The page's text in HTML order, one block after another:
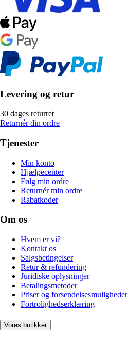
Levering og retur
30 dages returret
Returnér din ordre
Tjenester
Min konto
Hjælpecenter
Følg min ordre
Returnér min ordre
Rabatkoder
Om os
Hvem er vi?
Kontakt os
Salgsbetingelser
Retur & refundering
Juridiske oplysninger
Betalingsmetoder
Priser og forsendelsesmuligheder
Fortrolighedserklæring
Vores butikker